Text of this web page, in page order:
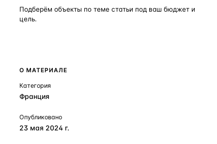
Подберём объекты по теме статьи под ваш бюджет и
цель.
О МАТЕРИАЛЕ
Категория
Франция
Опубликовано
23 мая 2024 г.